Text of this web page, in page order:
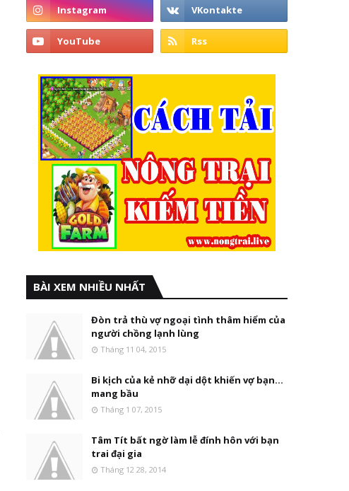
BÀI XEM NHIỀU NHẤT
Đòn trả thù vợ ngoại tình thâm hiểm của
người chồng lạnh lùng
Tháng 11 04, 2015
Bi kịch của kẻ nhỡ dại dột khiến vợ bạn...
mang bầu
Tháng 1 07, 2015
Tâm Tít bất ngờ làm lễ đính hôn với bạn
trai đại gia
Tháng 12 28, 2014